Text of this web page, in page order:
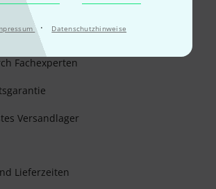
· Datenschutzhinweise
Back-Garantie
Fachexperten
Versandlager
Lieferzeiten